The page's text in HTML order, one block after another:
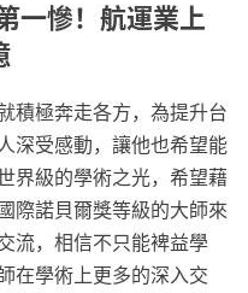
一慘！航運業上
積極奔走各方，為提升台
深受感動，讓他也希望能
界級的學術之光，希望藉
際諾貝爾獎等級的大師來
流，相信不只能裨益學
在學術上更多的深入交